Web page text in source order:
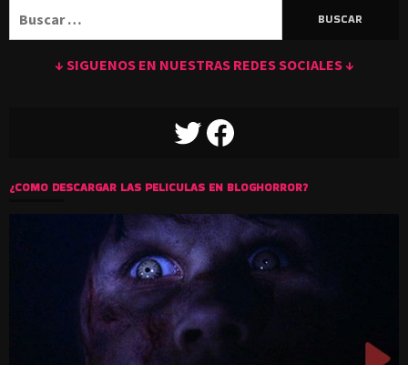
↓ SIGUENOS EN NUESTRAS REDES SOCIALES ↓
TWITTERFACEBOOK
¿COMO DESCARGAR LAS PELICULAS EN BLOGHORROR?